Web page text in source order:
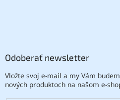
Odoberať newsletter
Vložte svoj e-mail a my Vám
nových produktoch na našom e-